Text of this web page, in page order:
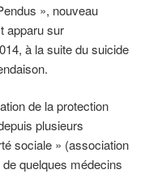
», nouveau
apparu sur
à la suite du suicide
de la protection
plusieurs
sociale » (association
quelques médecins